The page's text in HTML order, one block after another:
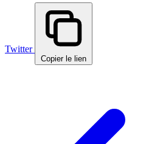
Twitter
Copier le lien